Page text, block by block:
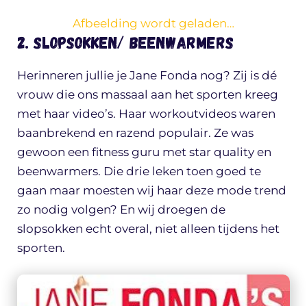
Afbeelding wordt geladen…
2. Slopsokken/ beenwarmers
Herinneren jullie je Jane Fonda nog? Zij is dé
vrouw die ons massaal aan het sporten kreeg
met haar video’s. Haar workoutvideos waren
baanbrekend en razend populair. Ze was
gewoon een fitness guru met star quality en
beenwarmers. Die drie leken toen goed te
gaan maar moesten wij haar deze mode trend
zo nodig volgen? En wij droegen de
slopsokken echt overal, niet alleen tijdens het
sporten.